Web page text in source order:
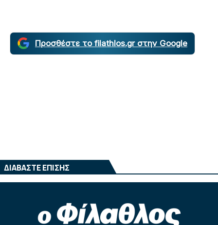
Προσθέστε το filathlos.gr στην Google
ΔΙΑΒΑΣΤΕ ΕΠΙΣΗΣ